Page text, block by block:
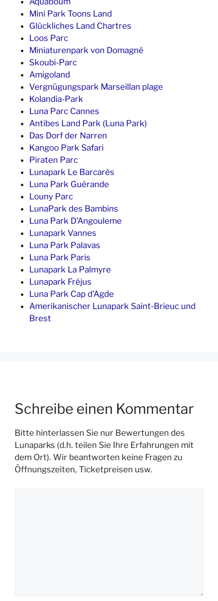
Mini Park Toons Land
Glückliches Land Chartres
Loos Parc
Miniaturenpark von Domagné
Skoubi-Parc
Amigoland
Vergnügungspark Marseillan plage
Kolandia-Park
Luna Parc Cannes
Antibes Land Park (Luna Park)
Das Dorf der Narren
Kangoo Park Safari
Piraten Parc
Lunapark Le Barcarès
Luna Park Guérande
Louny Parc
LunaPark des Bambins
Luna Park D'Angouleme
Lunapark Vannes
Luna Park Palavas
Luna Park Paris
Lunapark La Palmyre
Lunapark Fréjus
Luna Park Cap d'Agde
Amerikanischer Lunapark Saint-Brieuc und
Brest
Schreibe einen Kommentar
Bitte hinterlassen Sie nur Bewertungen des
Lunaparks (d.h. teilen Sie Ihre Erfahrungen mit
dem Ort). Wir beantworten keine Fragen zu
Öffnungszeiten, Ticketpreisen usw.